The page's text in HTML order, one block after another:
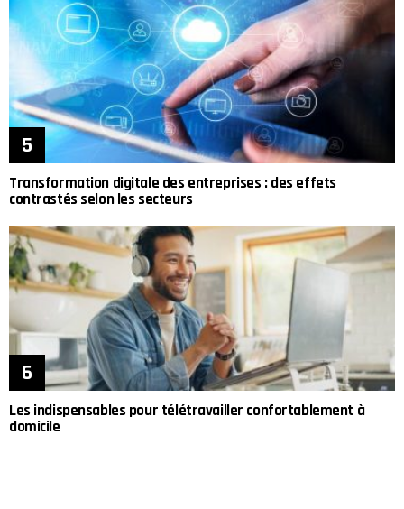
Transformation digitale des entreprises : des effets
contrastés selon les secteurs
Les indispensables pour télétravailler confortablement à
domicile